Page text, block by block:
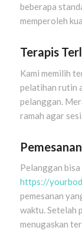
beberapa
memperoleh
Terapis
Kami memilih
pelatihan rutin
pelanggan.
ramah agar
Pelanggan bisa
https://
pemesanan
waktu. Setelah
menugaskan